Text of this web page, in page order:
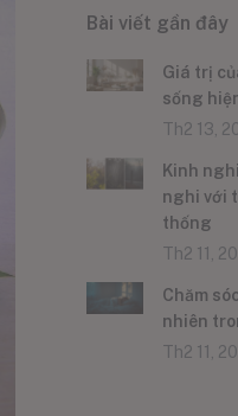
Bài viết gần đây
Giá trị
sống
Th2 13,
Kinh
nghi với
thống
Th2 11,
Chăm
nhiên
Th2 11,